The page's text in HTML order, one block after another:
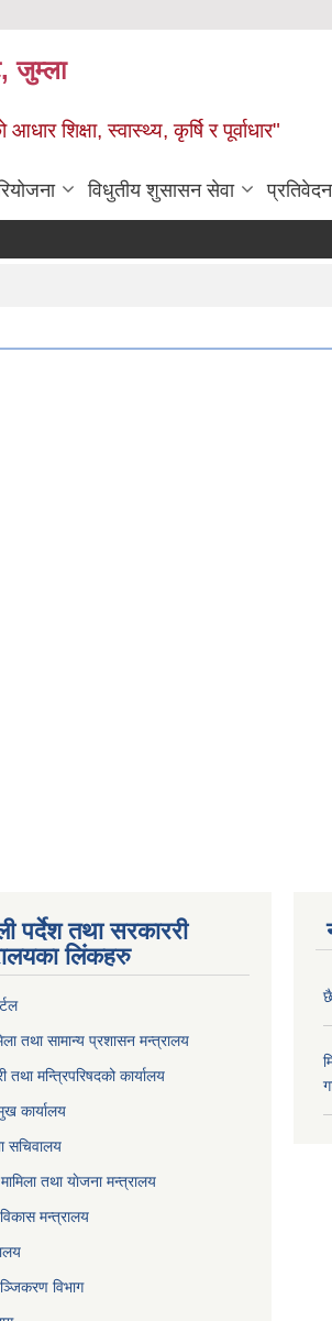
जुम्ला
शिक्षा, स्वास्थ्य, कृर्षि र पूर्वाधार"
विधुतीय शुसासन सेवा प्रतिवेदन
पर्देश तथा सरकाररी
लिंकहरु
तथा सामान्य प्रशासन मन्त्रालय
तथा मन्त्रिपरिषदको कार्यालय
कार्यालय
सचिवालय
तथा याेजना मन्त्रालय
मन्त्रालय
विभाग